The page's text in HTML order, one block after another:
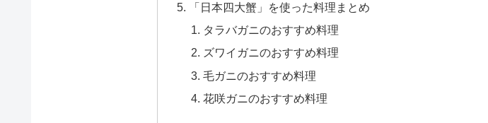
「日本四大蟹」を使った料理まとめ
タラバガニのおすすめ料理
ズワイガニのおすすめ料理
毛ガニのおすすめ料理
花咲ガニのおすすめ料理